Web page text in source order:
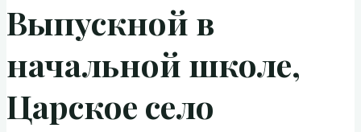
Выпускной в
начальной школе,
Царское село